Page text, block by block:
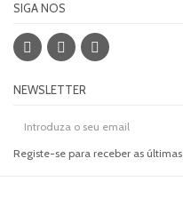
SIGA NOS
NEWSLETTER
Registe-se para receber as